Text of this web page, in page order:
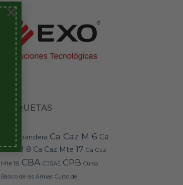
×
ETIQUETAS
BAI-11 bandera Ca Caz M 6 Ca
Caz M 8 Ca Caz Mte 17 Ca Caz
Mte 18 CBA CJSAE CPB Curso
Básico de las Armas Curso de